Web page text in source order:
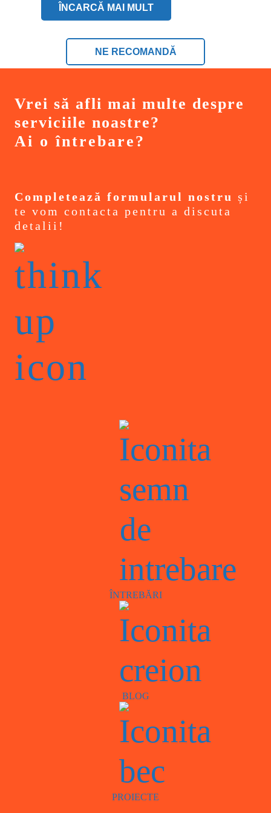
ÎNCARCĂ MAI MULT
NE RECOMANDĂ
Vrei să afli mai multe despre
serviciile noastre?
Ai o întrebare?
Completează formularul nostru și
te vom contacta pentru a discuta
detalii!
ÎNTREBĂRI
BLOG
PROIECTE